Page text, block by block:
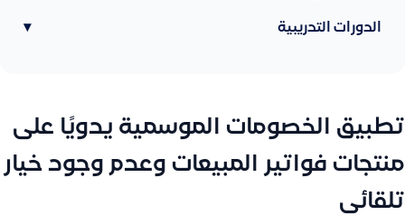
الدورات التدريبية ▾
تطبيق الخصومات الموسمية يدويًا على
منتجات فواتير المبيعات وعدم وجود خيار
تلقائي